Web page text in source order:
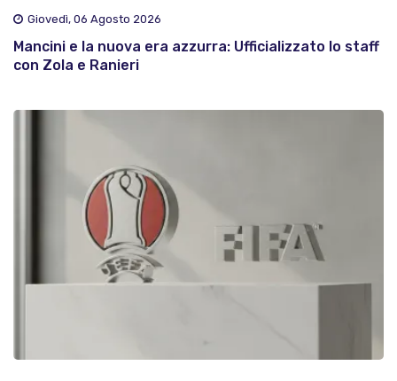
Giovedì, 06 Agosto 2026
Mancini e la nuova era azzurra: Ufficializzato lo staff
con Zola e Ranieri